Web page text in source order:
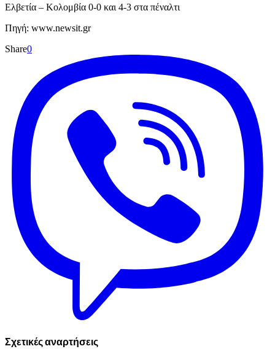
Ελβετία – Κολομβία 0-0 και 4-3 στα πέναλτι
Πηγή: www.newsit.gr
Share0
Σχετικές αναρτήσεις